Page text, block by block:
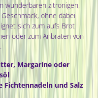
wunderbaren zitronigen,
ohne dabei
sich zum aufs Brot
oder zum Anbraten von
Margarine oder
Fichtennadeln und Salz